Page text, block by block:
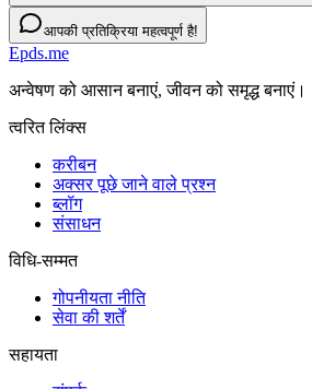
आपकी प्रतिक्रिया महत्वपूर्ण है!
Epds.me
अन्वेषण को आसान बनाएं, जीवन को समृद्ध बनाएं।
त्वरित लिंक्स
करीबन
अक्सर पूछे जाने वाले प्रश्न
ब्लॉग
संसाधन
विधि-सम्‍मत
गोपनीयता नीति
सेवा की शर्तें
सहायता